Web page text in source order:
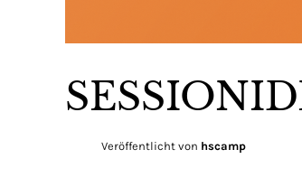
Veröffentlicht von hscamp